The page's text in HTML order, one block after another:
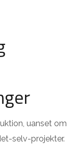
uanset om
selv-projekter.